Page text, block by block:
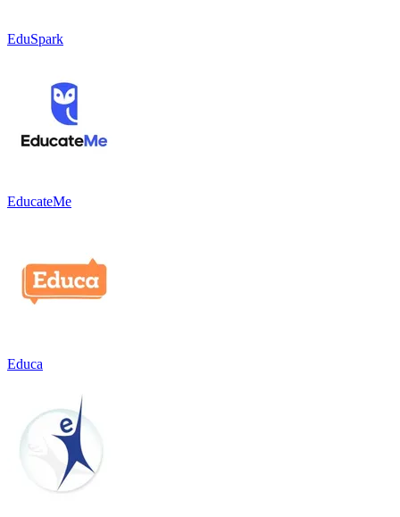
EduSpark
EducateMe
Educa